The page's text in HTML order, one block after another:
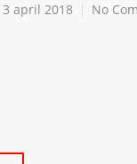
3 april 2018 No